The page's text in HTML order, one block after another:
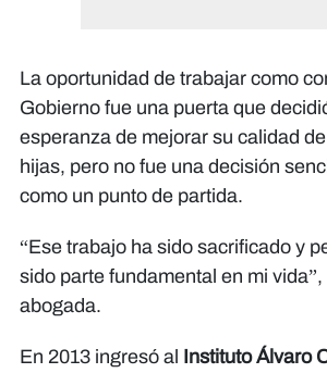
La oportunidad de trabajar como
Gobierno fue una puerta que
esperanza de mejorar su calidad
hijas, pero no fue una decisión
como un punto de partida.
“Ese trabajo ha sido sacrificado y
sido parte fundamental en mi
abogada.
En 2013 ingresó al Instituto Álvaro